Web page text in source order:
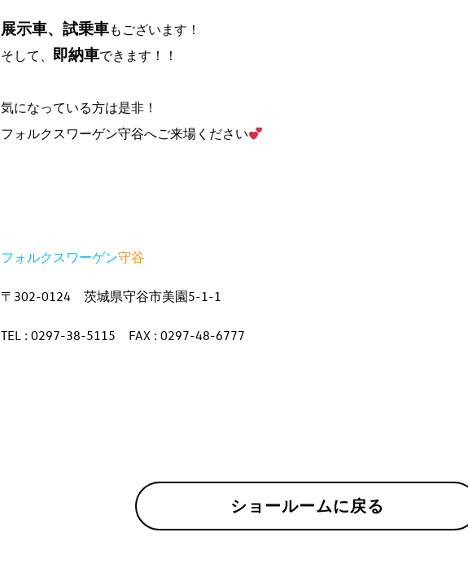
展示車、試乗車もございます！
そして、 即納車できます！！
気になっている方は是非！
フォルクスワーゲン守谷へご来場ください
フォルクスワーゲン守谷
〒302-0124 茨城県守谷市美園5-1-1
TEL : 0297-38-5115 FAX : 0297-48-6777
ショールームに戻る